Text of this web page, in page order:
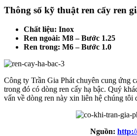
Thông số kỹ thuật ren cấy ren
Chất liệu: Inox
Ren ngoài: M8 – Bước 1.25
Ren trong: M6 – Bước 1.0
Công ty Trần Gia Phát chuyên cung ứng
trong đó có dòng ren cấy hạ bậc. Quý
vấn về dòng ren này xin liên hệ chúng tôi
Nguồn: